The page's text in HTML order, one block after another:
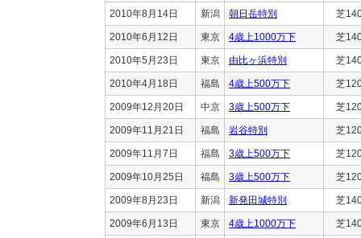
2010年8月14日 新潟 朝日岳特別 芝
2010年6月12日 東京 4歳上1000万下 芝
2010年5月23日 東京 由比ヶ浜特別 芝
2010年4月18日 福島 4歳上500万下 芝
2009年12月20日 中京 3歳上500万下 芝
2009年11月21日 福島 岩谷特別 芝
2009年11月7日 福島 3歳上500万下 芝
2009年10月25日 福島 3歳上500万下 芝
2009年8月23日 新潟 新発田城特別 芝
2009年6月13日 東京 4歳上1000万下 芝